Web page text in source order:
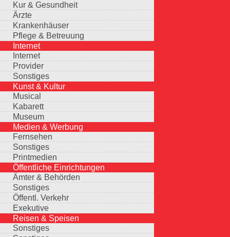
Kur & Gesundheit
Ärzte
Krankenhäuser
Pflege & Betreuung
Internet
Internet
Provider
Sonstiges
Kunst & Kultur
Musical
Kabarett
Museum
Medien & Werbung
Fernsehen
Sonstiges
Printmedien
Öffentliche Einrichtungen
Ämter & Behörden
Sonstiges
Öffentl. Verkehr
Exekutive
Reisen & Speisen
Sonstiges